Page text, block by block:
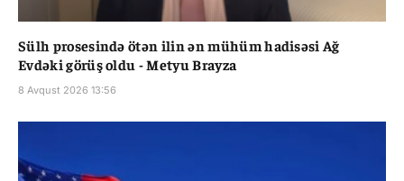
Sülh prosesində ötən ilin ən mühüm hadisəsi Ağ
Evdəki görüş oldu - Metyu Brayza
8 Avqust 2026 13:56